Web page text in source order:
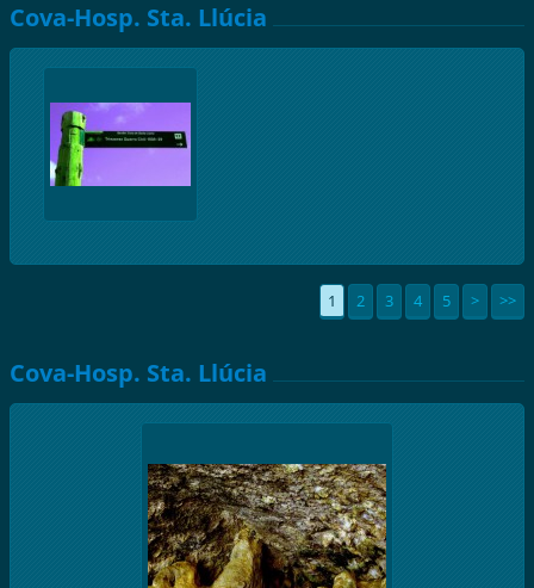
Cova-Hosp. Sta. Llúcia
1 2 3 4 5 > >>
Cova-Hosp. Sta. Llúcia